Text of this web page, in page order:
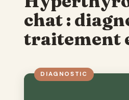
chat :
traitement